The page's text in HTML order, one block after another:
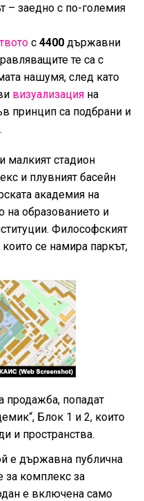
– заедно с по-големия
с 4400 държавни
те са с
нашумя, след като
визуализация на
принцип са подбрани и
малкият стадион
и плувният басейн
академия на
на образованието и
Философският
които се намира паркът,
продажба, попадат
Блок 1 и 2, които
и пространства.
е държавна публична
за комплекс за
е включена само